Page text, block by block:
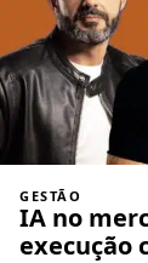
GESTÃO
IA no
execução